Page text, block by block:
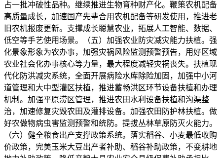
占一批冲破性品种。继续推进生物育种财产化。鞭策农机配备
高质量成长，加速国产先辈合用农机配备等研发使用，推进老
旧农机报废更新。支撑成长聪慧农业，拓展人工智能、数据、
低空等手艺使用场景。（五）加强农业防灾减灾能力扶植。强
化景象形象为农办事，加强灾祸风险监测预警预告，用好区域
农业社会化办事核心等力量，最大程度减轻灾祸丧失。扶植现
代化防洪减灾系统，全面开展病险水库除险加固，加强中小河
道管理和大中型灌区扶植，推进蓄畅洪区环节设备扶植和办理
机制。加强平原涝区管理，推进农田水利设备扶植和沟渠整
治，加速修复灾毁农田及灌排设备。加强农田防护林扶植。做
好农做物病虫害监测预警和统防。提拔丛林草原防灭火能力。
（六）健全粮食出产支撑政策系统。落实稻谷、小麦最低收购
价政策，完美玉米大豆出产者补助、稻谷补助政策，不变耕地